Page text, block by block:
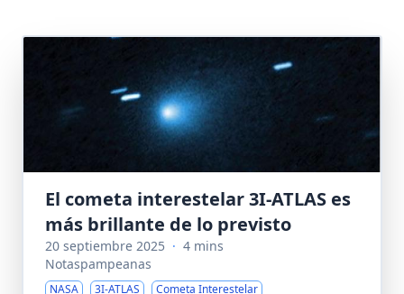
El cometa interestelar 3I-ATLAS es
más brillante de lo previsto
20 septiembre 2025 · 4 mins
Notaspampeanas
NASA 3I-ATLAS Cometa Interestelar